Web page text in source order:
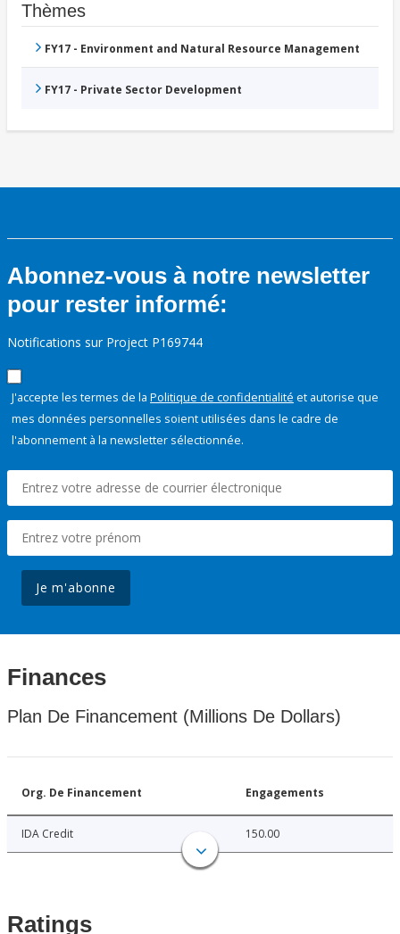
Thèmes
FY17 - Environment and Natural Resource Management
FY17 - Private Sector Development
Abonnez-vous à notre newsletter
pour rester informé:
Notifications sur Project P169744
J'accepte les termes de la Politique de confidentialité et autorise que
mes données personnelles soient utilisées dans le cadre de
l'abonnement à la newsletter sélectionnée.
Je m'abonne
Finances
Plan De Financement (Millions De Dollars)
Org. De Financement Engagements
IDA Credit 150.00
Ratings